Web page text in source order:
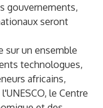
gouvernements,
seront
sur un ensemble
technologues,
africains,
le Centre